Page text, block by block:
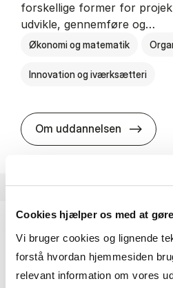
Cookies hjælper os med at
Vi bruger cookies og lignende
forstå hvordan hjemmesiden
relevant information om vores
forskellige former for
udvikle, gennemføre og…
Økonomi og matematik
Innovation og iværksætteri
Om uddannelsen HA i
HA(fil.) - erhvervs­økonomi
virksomheder møder i vores